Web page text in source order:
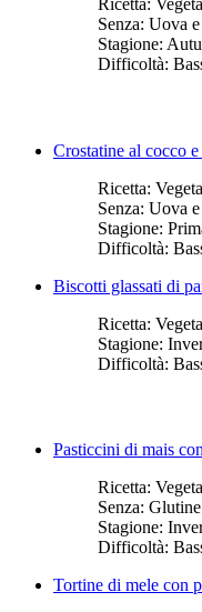
Ricetta:
Senza: Uova
Stagione:
Difficoltà:
Crostatine al cocco
Ricetta:
Senza: Uova
Stagione:
Difficoltà:
Biscotti glassati di
Ricetta:
Stagione:
Difficoltà:
Pasticcini di mais
Ricetta:
Senza:
Stagione:
Difficoltà:
Tortine di mele con